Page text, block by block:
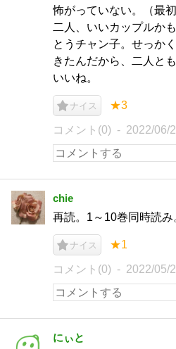
怖がっていない。（最
二人、いいカップルか
とうチャン子。せっか
きたんだから、二人と
いいね。
ナイス ★3
コメント(0) 2022/06/
chie
再読。1～10巻同時読み
ナイス ★1
コメント(0) 2022/05/
にぃと